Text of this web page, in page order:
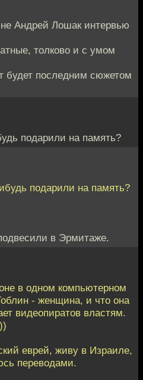
Андрей Лошак интервью
толково и с умом
будет последним сюжетом
подарили на память?
подарили на память?
в Эрмитаже.
в одном компьютерном
- женщина, и что она
видеопиратов властям.
еврей, живу в Израиле,
переводами.